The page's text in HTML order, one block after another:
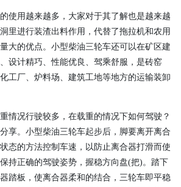
使用越来越多，大家对于其了解也是越来越
里进行装渣出料作用，代替了拖拉机和农用
大的优点。小型柴油三轮车还可以在矿区建
设计精巧、性能优良、驾乘舒服，是砖窑
工厂、炉料场、建筑工地等地方的运输装卸
情况行驶较多，在载重的情况下如何驾驶？
享。小型柴油三轮车起步后，脚要离开离合
态的方法控制车速，以防止离合器打滑而使
持正确的驾驶姿势，握稳方向盘(把)。踏下
踏板，使离合器柔和的结合，三轮车即平稳